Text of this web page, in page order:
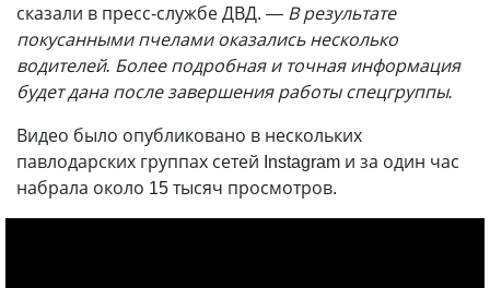
сказали в пресс-службе ДВД. — В результате
покусанными пчелами оказались несколько
водителей. Более подробная и точная информация
будет дана после завершения работы спецгруппы.
Видео было опубликовано в нескольких
павлодарских группах сетей Instagram и за один час
набрала около 15 тысяч просмотров.